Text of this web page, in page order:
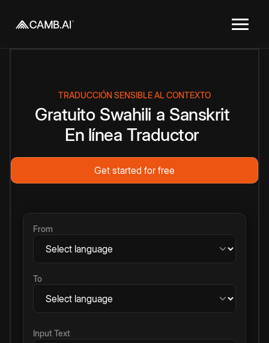
TRADUCCIÓN SENSIBLE AL CONTEXTO
Gratuito Swahili a Sanskrit
En línea Traductor
Get started for free
From
To
Input Text